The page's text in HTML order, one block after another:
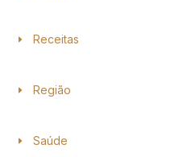
Receitas
Região
Saúde